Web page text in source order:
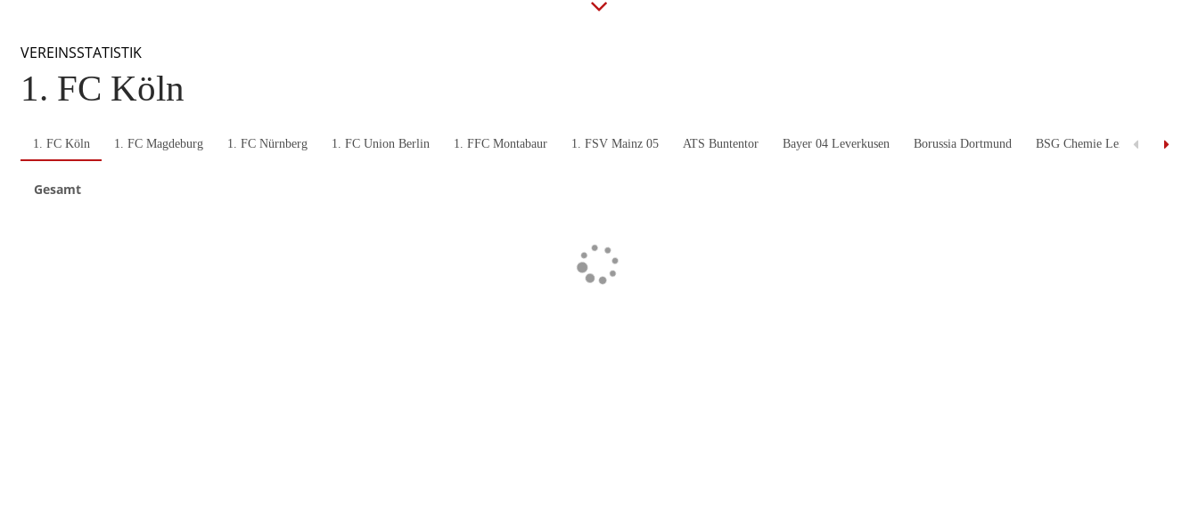
VEREINSSTATISTIK
1. FC Köln
1. FC Köln 1. FC Magdeburg 1. FC Nürnberg 1. FC Union Berlin 1. FFC Montabaur 1. FSV Mainz 05 ATS Buntentor Bayer 04 Leverkusen Borussia Dortmund BSG Chemie Leipzig
Gesamt